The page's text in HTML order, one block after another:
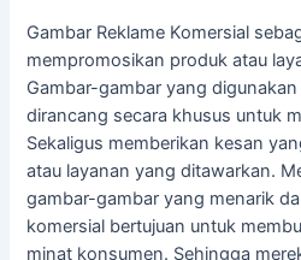
Gambar Reklame Komersial
mempromosikan produk atau
Gambar-gambar yang
dirancang secara khusus untuk
Sekaligus memberikan kesan
atau layanan yang ditawarkan.
gambar-gambar yang menarik
komersial bertujuan untuk
minat konsumen. Sehingga